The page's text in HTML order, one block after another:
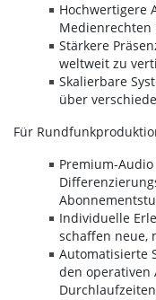
Hochwertigere
Medienrechten
Stärkere
weltweit zu
Skalierbare
über
Für
Premium-
Individuelle
schaffen neue,
Automatisierte
den operativen